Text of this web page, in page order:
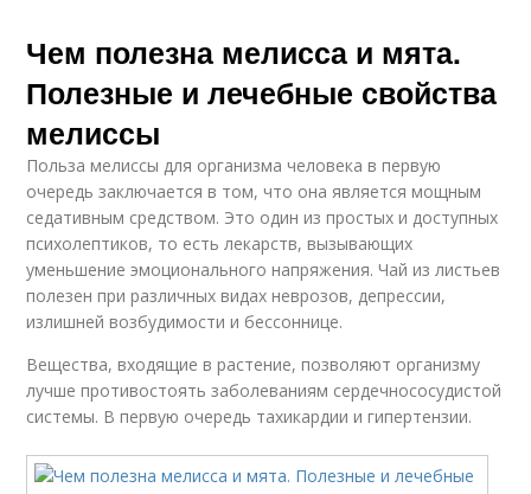
Чем полезна мелисса и мята.
Полезные и лечебные свойства
мелиссы
Польза мелиссы для организма человека в первую
очередь заключается в том, что она является мощным
седативным средством. Это один из простых и доступных
психолептиков, то есть лекарств, вызывающих
уменьшение эмоционального напряжения. Чай из листьев
полезен при различных видах неврозов, депрессии,
излишней возбудимости и бессоннице.
Вещества, входящие в растение, позволяют организму
лучше противостоять заболеваниям сердечнососудистой
системы. В первую очередь тахикардии и гипертензии.